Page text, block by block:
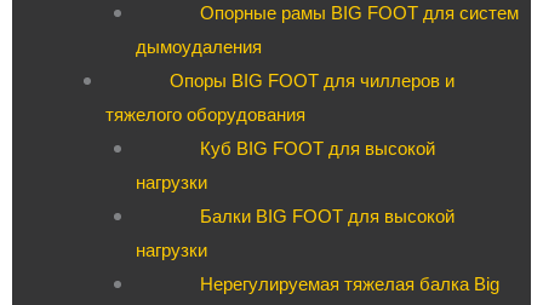
Опорные рамы BIG FOOT для систем
дымоудаления
Опоры BIG FOOT для чиллеров и
тяжелого оборудования
Куб BIG FOOT для высокой
нагрузки
Балки BIG FOOT для высокой
нагрузки
Нерегулируемая тяжелая балка Big